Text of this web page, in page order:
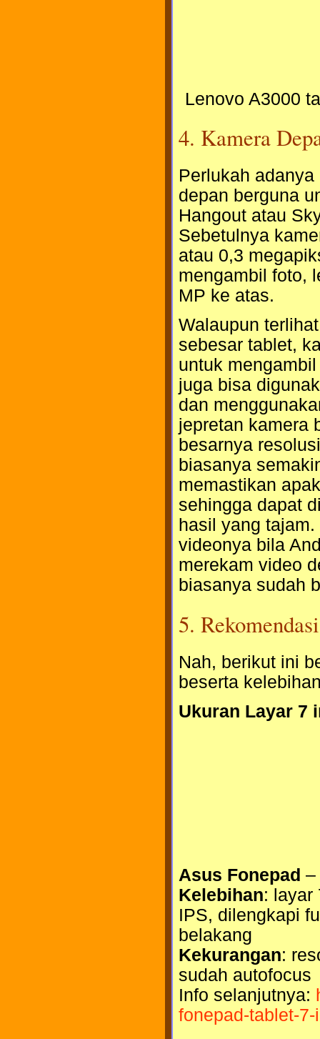
Lenovo A3000
4. Kamera
Perlukah
depan berguna
Hangout atau
Sebetulnya
atau 0,3
mengambil foto,
MP ke atas.
Walaupun
sebesar tablet,
untuk
juga bisa
dan
jepretan kamera
besarnya
biasanya
memastikan
sehingga dapat
hasil yang
videonya bila
merekam video
biasanya sudah
5.
Nah, berikut ini
beserta
Ukuran Layar 7
Asus Fonepad –
Kelebihan: layar
IPS, dilengkapi
belakang
Kekurangan:
sudah autofocus
Info selanjutnya:
fonepad-tablet-